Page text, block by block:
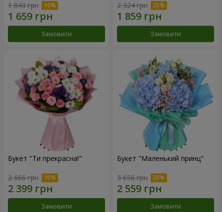
1 843 грн
Замовити
2 324 грн
Замовити
Букет "Ти прекрасна!"
2 666 грн
Замовити
Букет "Маленький принц"
3 656 грн
Замовити